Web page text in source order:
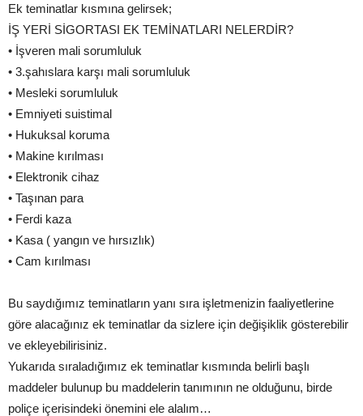
Ek teminatlar kısmına gelirsek;
İŞ YERİ SİGORTASI EK TEMİNATLARI NELERDİR?
• İşveren mali sorumluluk
• 3.şahıslara karşı mali sorumluluk
• Mesleki sorumluluk
• Emniyeti suistimal
• Hukuksal koruma
• Makine kırılması
• Elektronik cihaz
• Taşınan para
• Ferdi kaza
• Kasa ( yangın ve hırsızlık)
• Cam kırılması
Bu saydığımız teminatların yanı sıra işletmenizin faaliyetlerine
göre alacağınız ek teminatlar da sizlere için değişiklik gösterebilir
ve ekleyebilirisiniz.
Yukarıda sıraladığımız ek teminatlar kısmında belirli başlı
maddeler bulunup bu maddelerin tanımının ne olduğunu, birde
poliçe içerisindeki önemini ele alalım…